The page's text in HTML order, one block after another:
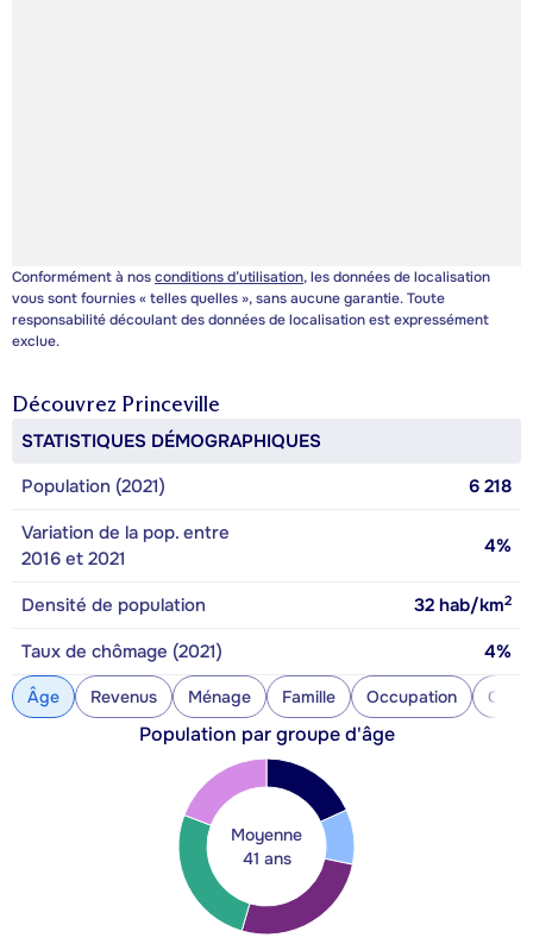
Conformément à nosconditions d’utilisation, les données de localisation
vous sont fournies « telles quelles », sans aucune garantie. Toute
responsabilité découlant des données de localisation est expressément
exclue.
Découvrez Princeville
STATISTIQUES DÉMOGRAPHIQUES
Population (2021)
6 218
Variation de la pop. entre
2016 et 2021
4%
Densité de population 32 hab/km2
Taux de chômage (2021) 4%
Âge Revenus Ménage Famille Occupation
Population par groupe d'âge
Moyenne
41 ans